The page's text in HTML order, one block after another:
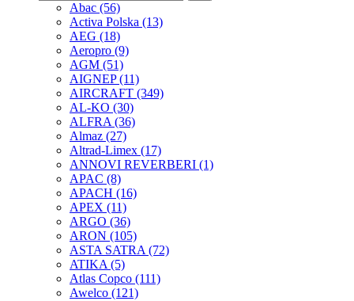
Abac (56)
Activa Polska (13)
AEG (18)
Aeropro (9)
AGM (51)
AIGNEP(11)
AIRCRAFT (349)
AL-KO (30)
ALFRA (36)
Almaz (27)
Altrad-Limex (17)
ANNOVI REVERBERI (1)
APAC (8)
APACH (16)
APEX (11)
ARGO (36)
ARON (105)
ASTA SATRA (72)
ATIKA (5)
Atlas Copco (111)
Awelco (121)